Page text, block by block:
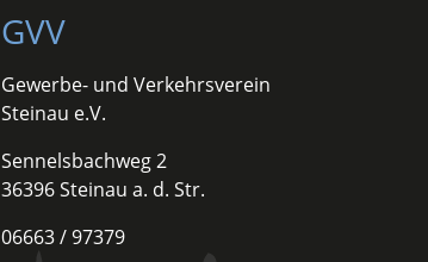
GVV
Gewerbe- und Verkehrsverein
Steinau e.V.
Sennelsbachweg 2
36396 Steinau a. d. Str.
06663 / 97379